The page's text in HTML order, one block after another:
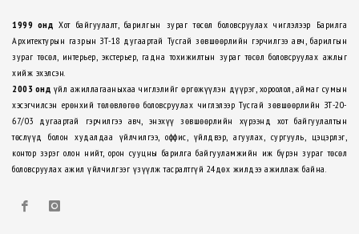
1999 онд Хот байгуулалт, барилгын зураг төсөл боловсруулах чиглэлээр Барилга
Архитектурын газрын ЗТ-18 дугаартай Тусгай зөвшөөрлийн гэрчилгээ авч, барилгын
зураг төсөл, интерьер, экстерьер, гадна тохижилтын зураг төсөл боловсруулах ажлыг
хийж эхэлсэн.
2003 онд үйл ажиллагааныхаа чиглэлийг өргөжүүлэн дүүрэг, хороолол, аймаг сумын
хэсэгчилсэн ерөнхий төлөвлөгөө боловсруулах чиглэлээр Тусгай зөвшөөрлийн ЗТ-20-
67/03 дугаартай гэрчилгээ авч, энэхүү зөвшөөрлийн хүрээнд хот байгуулалтын
төслүүд болон худалдаа үйлчилгээ, оффис, үйлдвэр, агуулах, сургууль, цэцэрлэг,
контор зэрэг олон нийт, орон сууцны барилга байгууламжийн иж бүрэн зураг төсөл
боловсруулах ажил үйлчилгээг үзүүлж тасралтгүй 24дөх жилдээ ажиллаж байна.